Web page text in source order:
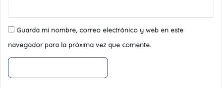
Guarda mi nombre, correo electrónico y web en este
navegador para la próxima vez que comente.